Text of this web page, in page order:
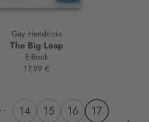
Gay Hendricks
The Big Leap
E-Book
17,99 €
14 15 16
17